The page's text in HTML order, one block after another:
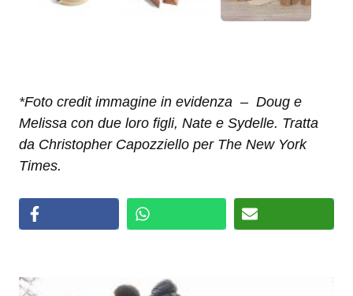
*Foto credit immagine in evidenza – Doug e
Melissa con due loro figli, Nate e Sydelle. Tratta
da Christopher Capozziello per The New York
Times.